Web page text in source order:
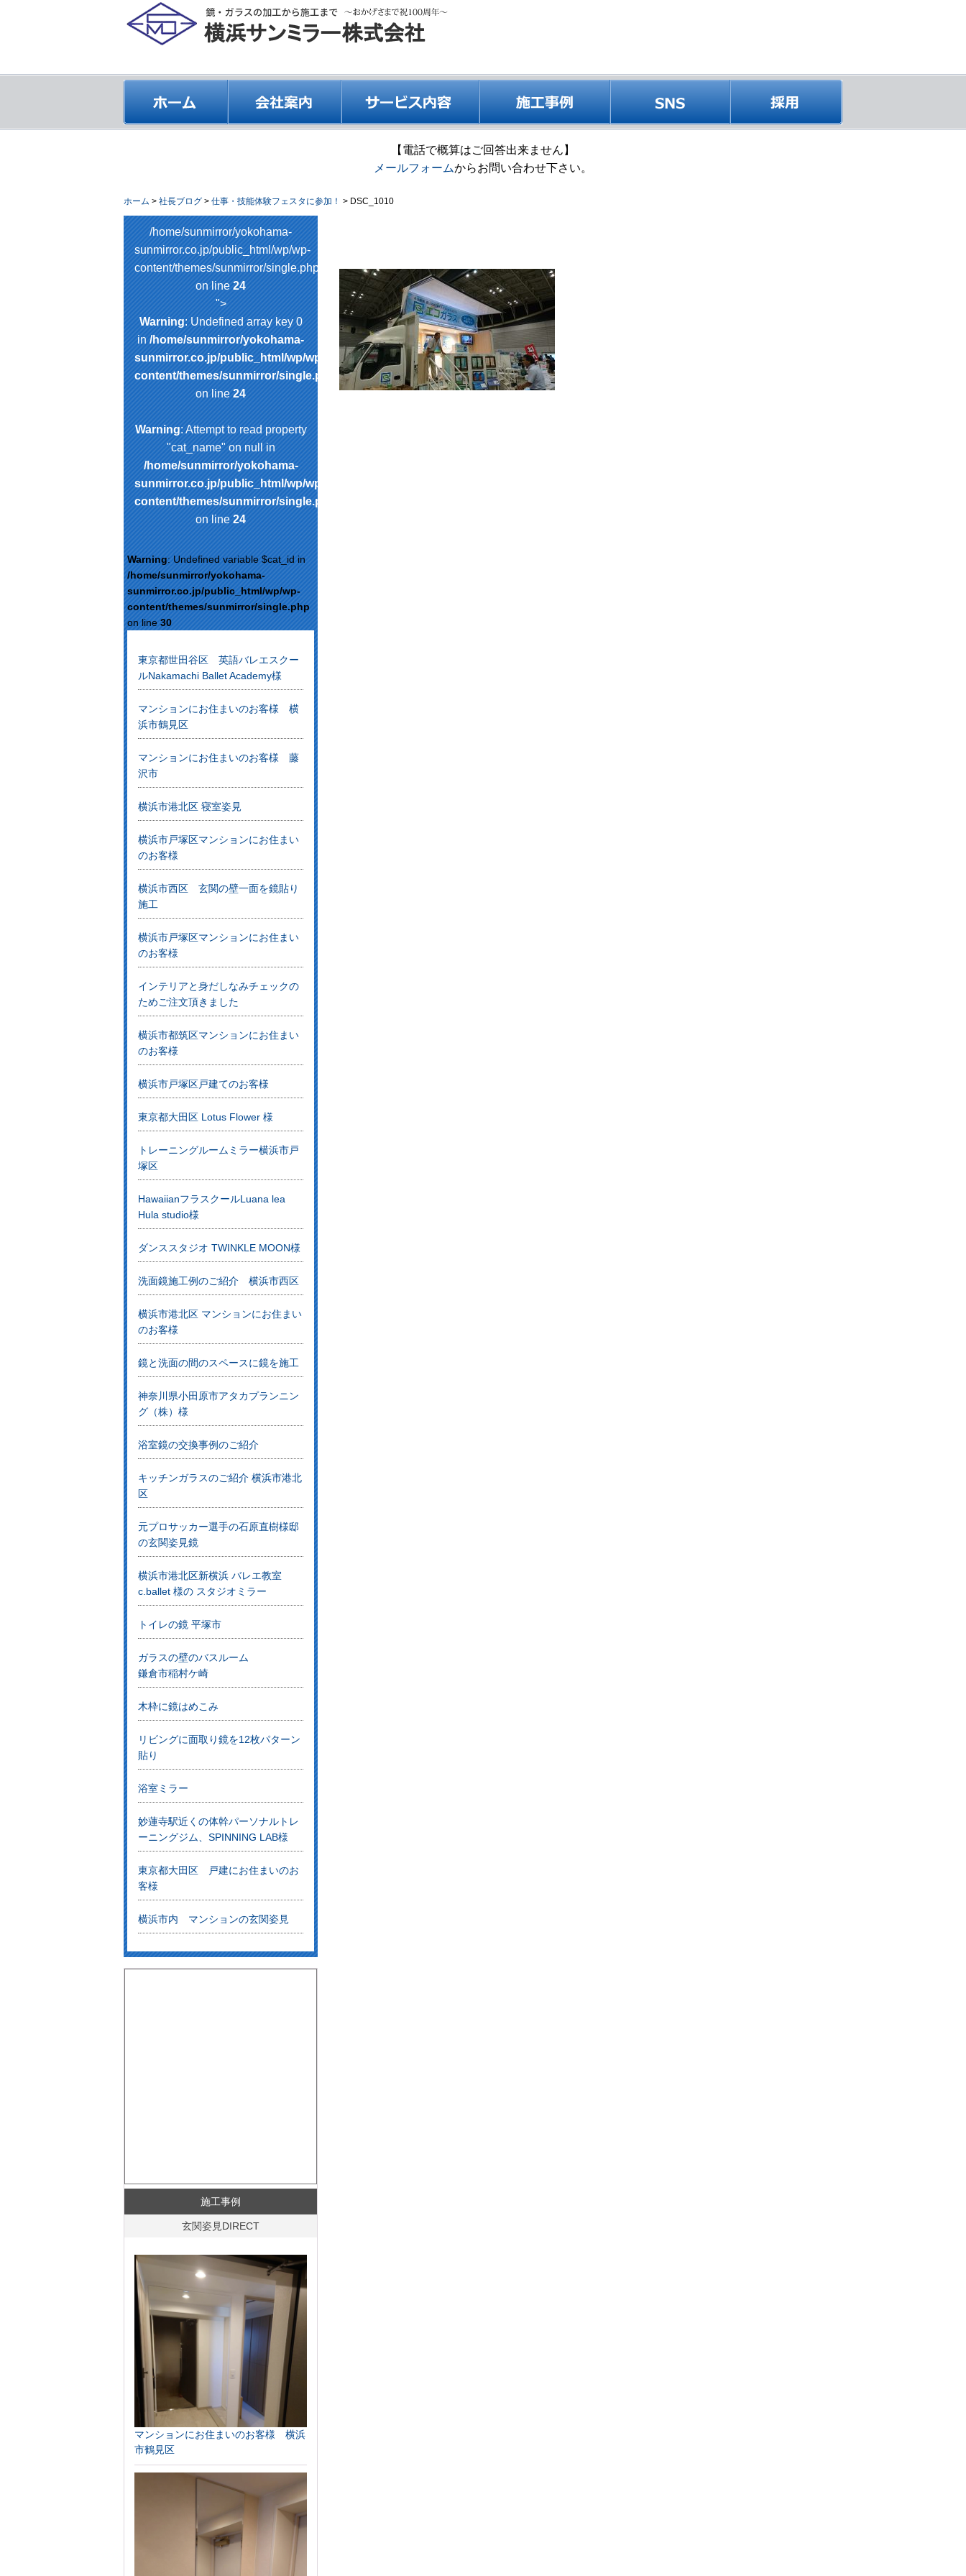
【電話で概算はご回答出来ません】
メールフォームからお問い合わせ下さい。
ホーム > 社長ブログ > 仕事・技能体験フェスタに参加！ > DSC_1010
/home/sunmirror/yokohama-
sunmirror.co.jp/public_html/wp/wp-
content/themes/sunmirror/single.php
on line24
">
Warning: Undefined array key 0
in/home/sunmirror/yokohama-
sunmirror.co.jp/public_html/wp/wp-
content/themes/sunmirror/single.php
on line24
Warning: Attempt to read property
"cat_name" on null in
/home/sunmirror/yokohama-
sunmirror.co.jp/public_html/wp/wp-
content/themes/sunmirror/single.php
on line24
Warning: Undefined variable $cat_id in
/home/sunmirror/yokohama-
sunmirror.co.jp/public_html/wp/wp-
content/themes/sunmirror/single.php
on line30
東京都世田谷区 英語バレエスクー
ルNakamachi Ballet Academy様
マンションにお住まいのお客様 横
浜市鶴見区
マンションにお住まいのお客様 藤
沢市
横浜市港北区 寝室姿見
横浜市戸塚区マンションにお住まい
のお客様
横浜市西区 玄関の壁一面を鏡貼り
施工
横浜市戸塚区マンションにお住まい
のお客様
インテリアと身だしなみチェックの
ためご注文頂きました
横浜市都筑区マンションにお住まい
のお客様
横浜市戸塚区戸建てのお客様
東京都大田区 Lotus Flower 様
トレーニングルームミラー横浜市戸
塚区
HawaiianフラスクールLuana lea
Hula studio様
ダンススタジオ TWINKLE MOON様
洗面鏡施工例のご紹介 横浜市西区
横浜市港北区 マンションにお住まい
のお客様
鏡と洗面の間のスペースに鏡を施工
神奈川県小田原市アタカプランニン
グ（株）様
浴室鏡の交換事例のご紹介
キッチンガラスのご紹介 横浜市港北
区
元プロサッカー選手の石原直樹様邸
の玄関姿見鏡
横浜市港北区新横浜 バレエ教室
c.ballet 様の スタジオミラー
トイレの鏡 平塚市
ガラスの壁のバスルーム
鎌倉市稲村ケ崎
木枠に鏡はめこみ
リビングに面取り鏡を12枚パターン
貼り
浴室ミラー
妙蓮寺駅近くの体幹パーソナルトレ
ーニングジム、SPINNING LAB様
東京都大田区 戸建にお住まいのお
客様
横浜市内 マンションの玄関姿見
施工事例
玄関姿見DIRECT
マンションにお住まいのお客様 横浜
市鶴見区